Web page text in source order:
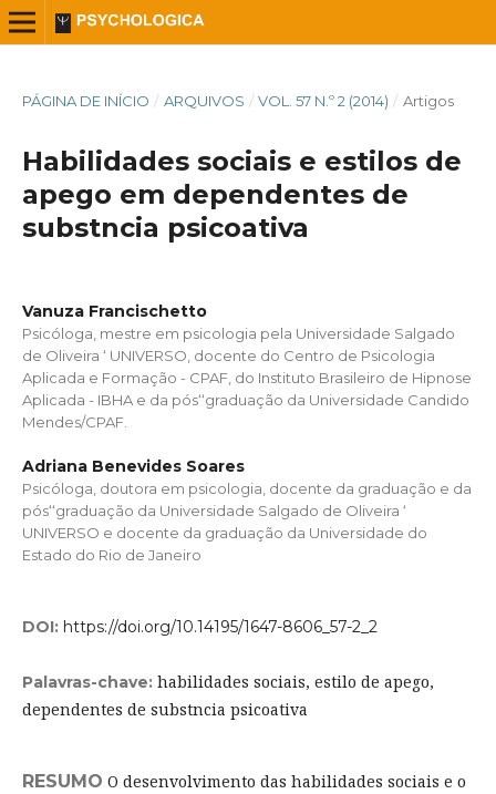
PÁGINA DE INÍCIO / ARQUIVOS / VOL. 57 N.º 2 (2014) / Artigos
Habilidades sociais e estilos de
apego em dependentes de
substncia psicoativa
Vanuza Francischetto
Psicóloga, mestre em psicologia pela Universidade Salgado
de Oliveira ‘ UNIVERSO, docente do Centro de Psicologia
Aplicada e Formação - CPAF, do Instituto Brasileiro de Hipnose
Aplicada - IBHA e da pós‘‘graduação da Universidade Candido
Mendes/CPAF.
Adriana Benevides Soares
Psicóloga, doutora em psicologia, docente da graduação e da
pós‘‘graduação da Universidade Salgado de Oliveira ‘
UNIVERSO e docente da graduação da Universidade do
Estado do Rio de Janeiro
DOI: https://doi.org/10.14195/1647-8606_57-2_2
Palavras-chave: habilidades sociais, estilo de apego,
dependentes de substncia psicoativa
RESUMO O desenvolvimento das habilidades sociais e o